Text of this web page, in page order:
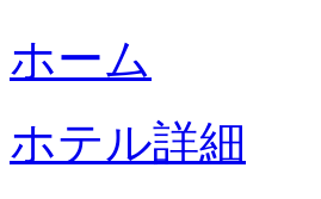
ホーム
ホテル詳細